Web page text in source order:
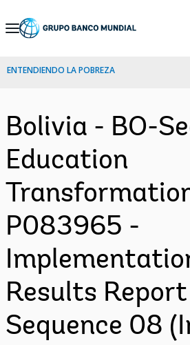
Skip
Navigation
ENTENDIENDO LA POBREZA
Bolivia - BO-
Education
P083965 -
Results Report
Sequence 08